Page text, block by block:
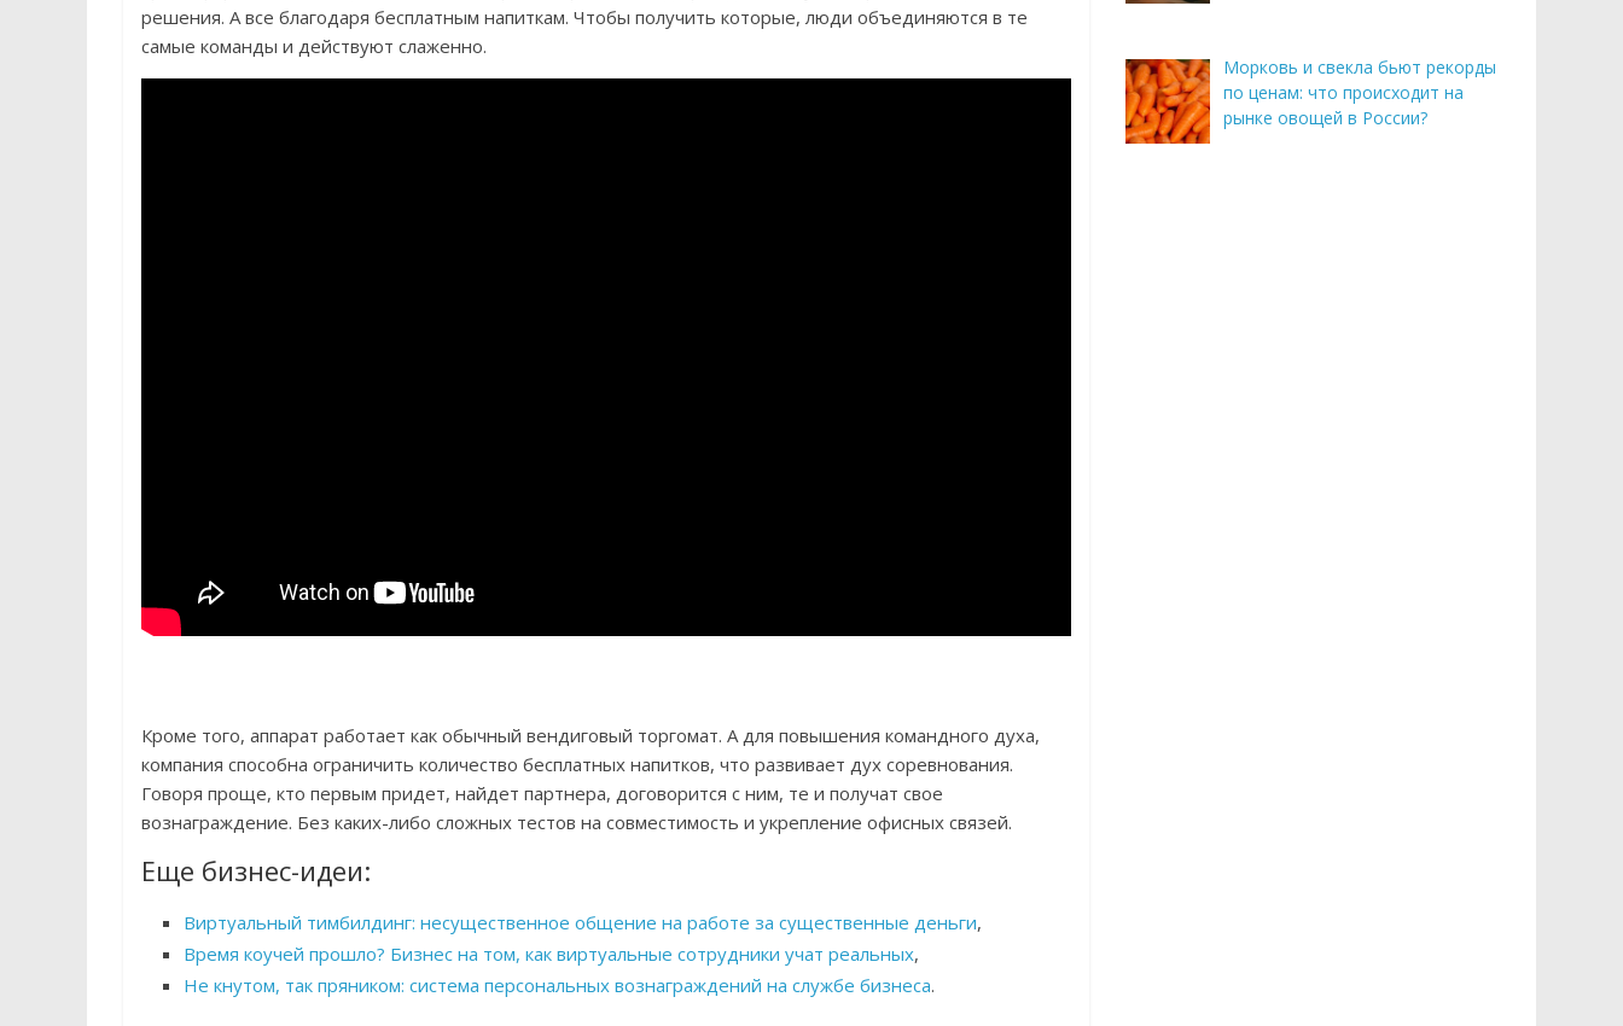
решения. А все благодаря бесплатным напиткам. Чтобы получить которые, люди объединяются в те
самые команды и действуют слаженно.
Кроме того, аппарат работает как обычный вендиговый торгомат. А для повышения командного духа,
компания способна ограничить количество бесплатных напитков, что развивает дух соревнования.
Говоря проще, кто первым придет, найдет партнера, договорится с ним, те и получат свое
вознаграждение. Без каких-либо сложных тестов на совместимость и укрепление офисных связей.
Еще бизнес-идеи:
Виртуальный тимбилдинг: несущественное общение на работе за существенные деньги,
Время коучей прошло? Бизнес на том, как виртуальные сотрудники учат реальных,
Не кнутом, так пряником: система персональных вознаграждений на службе бизнеса.
Морковь и свекла бьют рекорды
по ценам: что происходит на
рынке овощей в России?